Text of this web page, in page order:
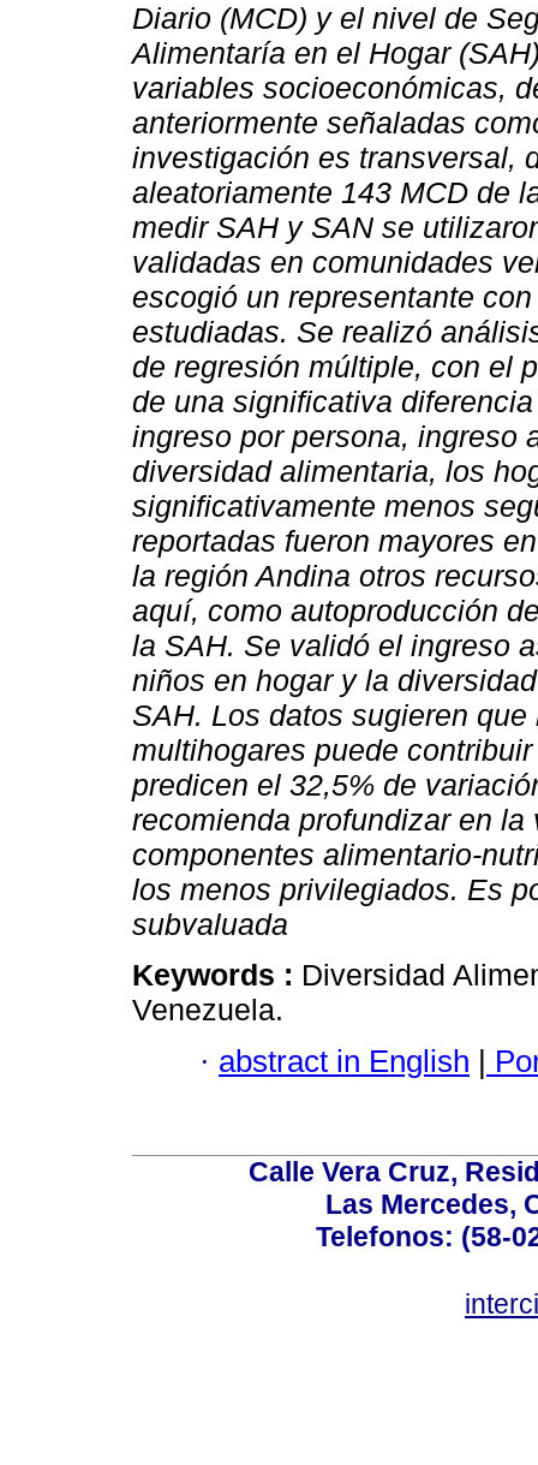
Diario (MCD) y el nivel de
Alimentaría en el Hogar
variables socioeconómicas,
anteriormente señaladas
investigación es transversal,
aleatoriamente 143 MCD de
medir SAH y SAN se
validadas en comunidades
escogió un representante
estudiadas. Se realizó
de regresión múltiple, con el
de una significativa
ingreso por persona, ingreso
diversidad alimentaria, los
significativamente menos
reportadas fueron mayores
la región Andina otros
aquí, como autoproducción
la SAH. Se validó el ingreso
niños en hogar y la
SAH. Los datos sugieren
multihogares puede
predicen el 32,5% de
recomienda profundizar en
componentes alimentario-
los menos privilegiados. Es
subvaluada
Keywords : Diversidad
Venezuela.
· abstract in English |
Calle Vera Cruz,
Las Mercedes,
Telefonos: (58-